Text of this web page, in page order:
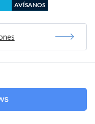
AVÍSANOS